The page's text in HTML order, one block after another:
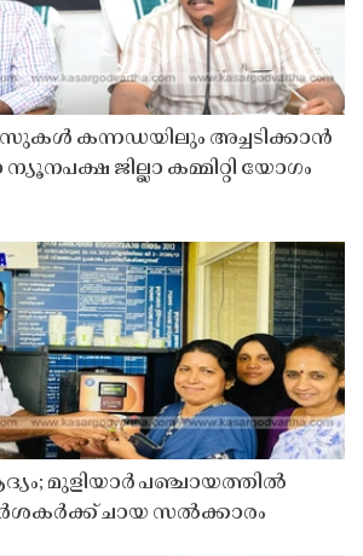
കന്നഡയിലും അച്ചടിക്കാൻ
ജില്ലാ കമ്മിറ്റി യോഗം
മുളിയാർ പഞ്ചായത്തിൽ
ചായ സൽക്കാരം